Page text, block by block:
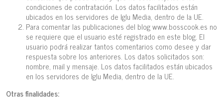
condiciones de contratación. Los datos facilitados están
ubicados en los servidores de Iglu Media, dentro de la UE.
Para comentar las publicaciones del blog www.bosscook.es no
se requiere que el usuario esté registrado en este blog. El
usuario podrá realizar tantos comentarios como desee y dar
respuesta sobre los anteriores. Los datos solicitados son:
nombre, mail y mensaje. Los datos facilitados están ubicados
en los servidores de Iglu Media, dentro de la UE.
Otras finalidades: